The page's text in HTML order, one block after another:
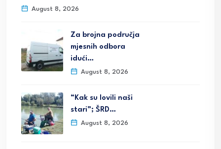
August 8, 2026
Za brojna područja
mjesnih odbora
idući…
August 8, 2026
“Kak su lovili naši
stari”; ŠRD…
August 8, 2026